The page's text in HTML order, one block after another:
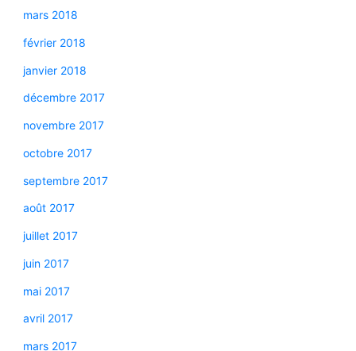
mars 2018
février 2018
janvier 2018
décembre 2017
novembre 2017
octobre 2017
septembre 2017
août 2017
juillet 2017
juin 2017
mai 2017
avril 2017
mars 2017